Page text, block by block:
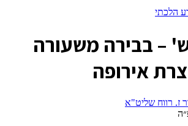
הלכתי
– בבירה משעורה
אירופה
ז. רווח שליט"א